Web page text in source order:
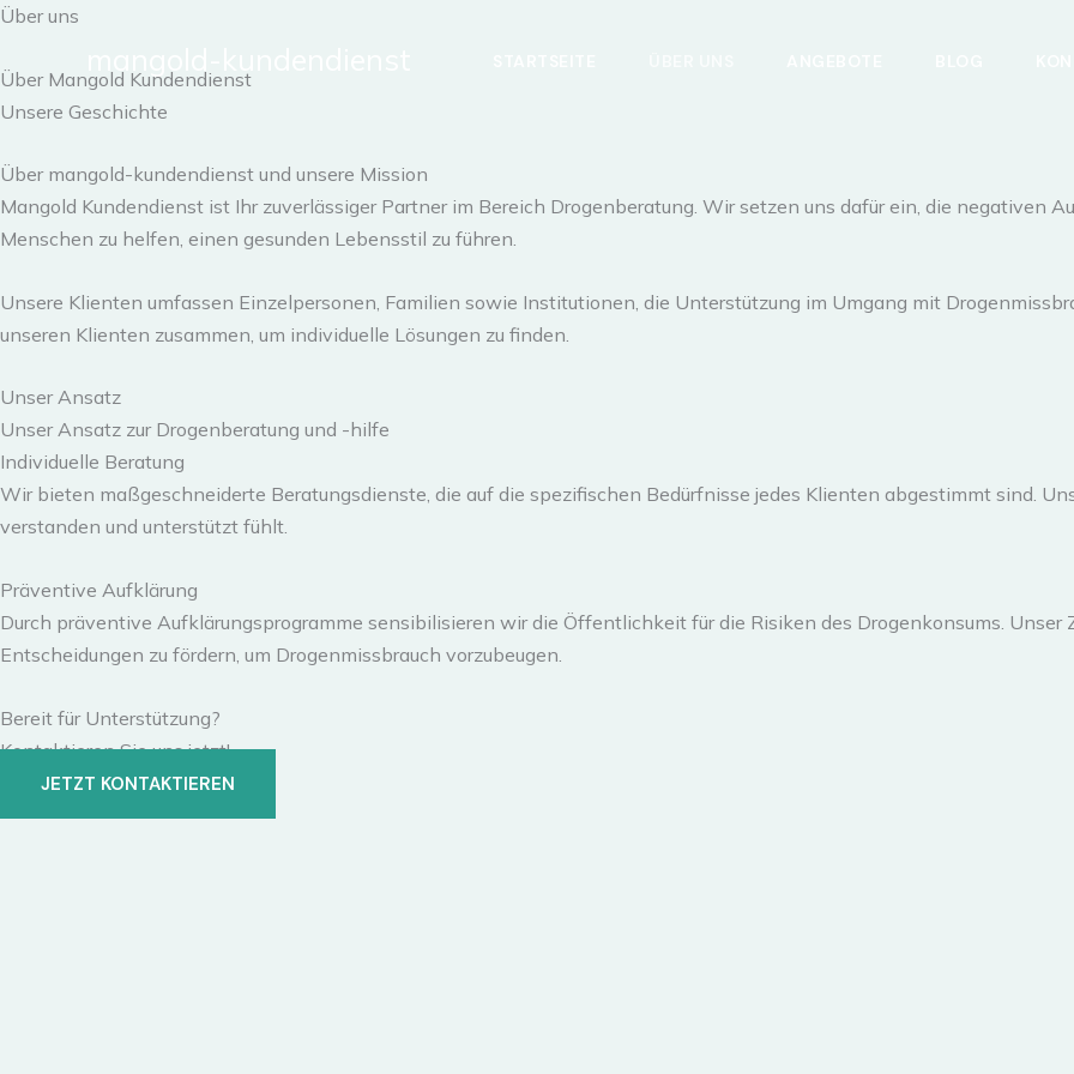
Zum
springen
Über uns
Über Mangold Kundendienst
Unsere Geschichte
Über mangold-kundendienst und unsere Mission
Mangold Kundendienst ist Ihr zuverlässiger Partner im Bereich Drogenberatung. Wir setzen uns dafür ein, die negativen
Menschen zu helfen, einen gesunden Lebensstil zu führen.
Unsere Klienten umfassen Einzelpersonen, Familien sowie Institutionen, die Unterstützung im Umgang mit
unseren Klienten zusammen, um individuelle Lösungen zu finden.
Unser Ansatz
Unser Ansatz zur Drogenberatung und -hilfe
Individuelle Beratung
Wir bieten maßgeschneiderte Beratungsdienste, die auf die spezifischen Bedürfnisse jedes Klienten abgestimmt sind.
verstanden und unterstützt fühlt.
Präventive Aufklärung
Durch präventive Aufklärungsprogramme sensibilisieren wir die Öffentlichkeit für die Risiken des Drogenkonsums.
Entscheidungen zu fördern, um Drogenmissbrauch vorzubeugen.
Bereit für Unterstützung?
Kontaktieren Sie uns jetzt!
JETZT KONTAKTIEREN